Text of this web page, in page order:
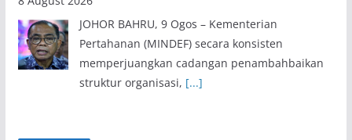
JOHOR BAHRU, 9 Ogos – Kementerian
Pertahanan (MINDEF) secara konsisten
memperjuangkan cadangan penambahbaikan
struktur organisasi, [...]